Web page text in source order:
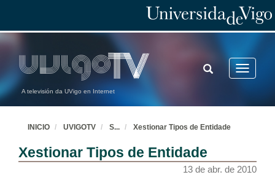
A televisión da UVigo en Internet
Toggle
TOGGLE
SEARCH
INICIO UVIGOTV S... Xestionar Tipos de Entidade
Xestionar Tipos de Entidade
13 de abr. de 2010